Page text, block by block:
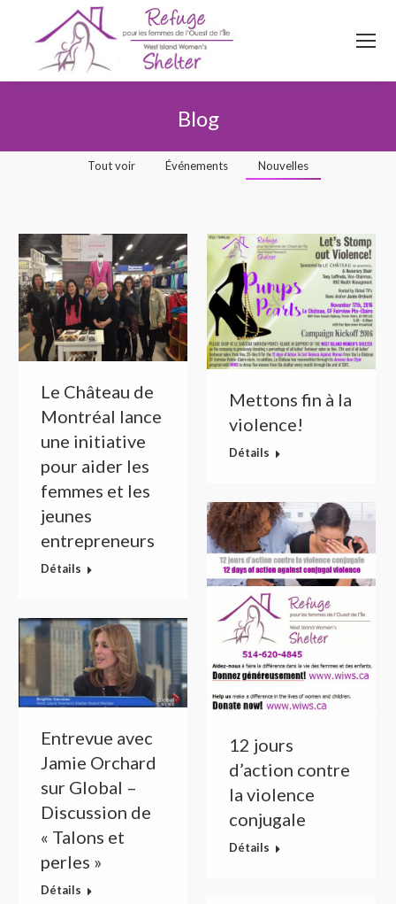
Blog
Tout voir Événements Nouvelles
Le Château de
Montréal lance
une initiative
pour aider les
femmes et les
jeunes
entrepreneurs
Détails
Mettons fin à la
violence!
Détails
12 jours
d’action contre
la violence
conjugale
Détails
Entrevue avec
Jamie Orchard
sur Global –
Discussion de
« Talons et
perles »
Détails